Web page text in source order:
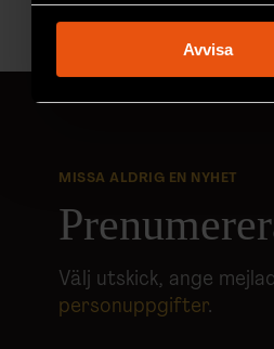
Identifiera din enhet
Ta reda på mer om hur
till de sociala medier och
Avvisa
MISSA ALDRIG EN NYHET
Välj utskick, ange
personuppgifter.